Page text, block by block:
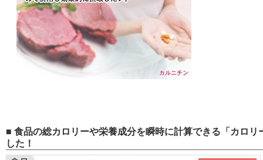
■ 食品の総カロリーや栄養成分を瞬時に計算できる「カロ
した！